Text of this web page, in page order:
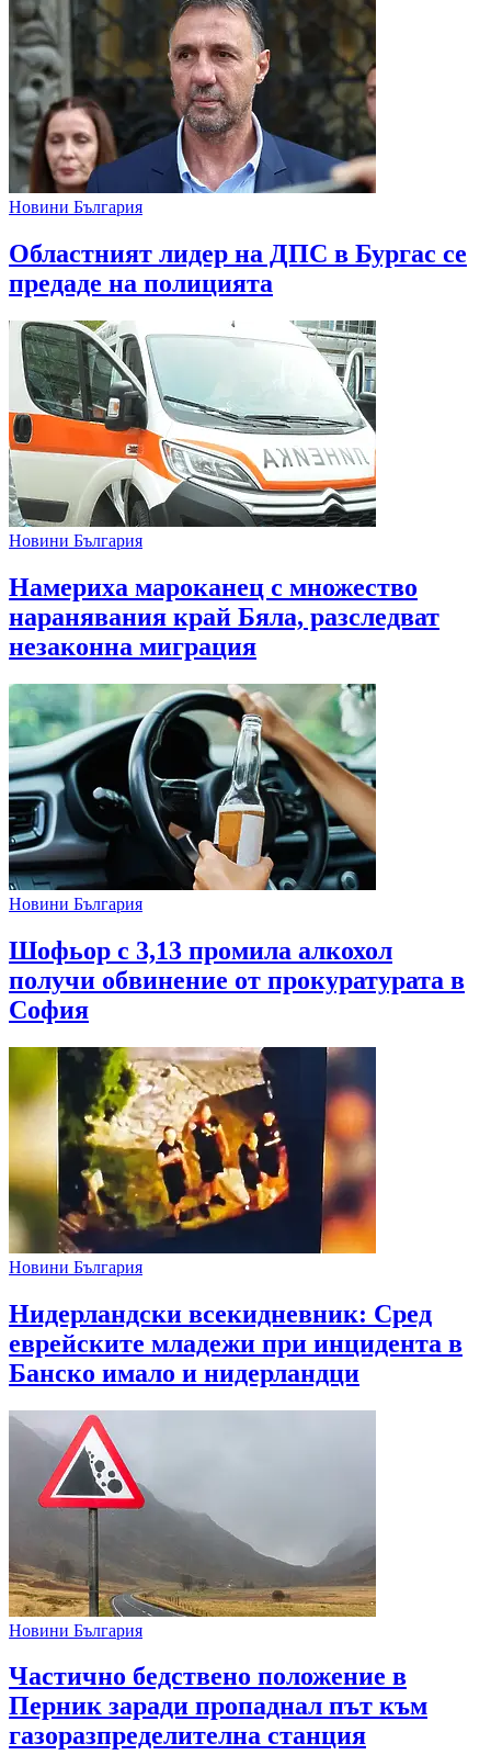
Новини България
Областният лидер на ДПС в Бургас се
предаде на полицията
Новини България
Намериха мароканец с множество
наранявания край Бяла, разследват
незаконна миграция
Новини България
Шофьор с 3,13 промила алкохол
получи обвинение от прокуратурата в
София
Новини България
Нидерландски всекидневник: Сред
еврейските младежи при инцидента в
Банско имало и нидерландци
Новини България
Частично бедствено положение в
Перник заради пропаднал път към
газоразпределителна станция